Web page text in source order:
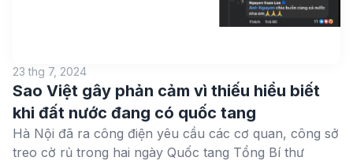
23 thg 7, 2024
Sao Việt gây phản cảm vì thiếu hiểu biết
khi đất nước đang có quốc tang
Hà Nội đã ra công điện yêu cầu các cơ quan, công sở
treo cờ rủ trong hai ngày Quốc tang Tổng Bí thư